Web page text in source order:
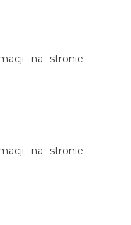
na stronie
na stronie